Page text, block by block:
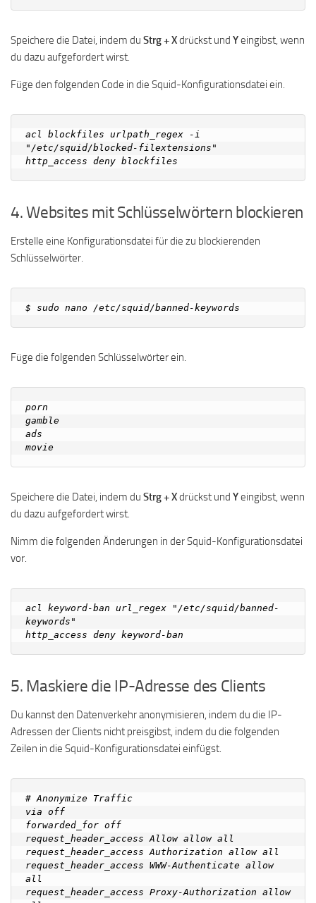
Speichere die Datei, indem du Strg + Xdrückst und Yeingibst, wenn
du dazu aufgefordert wirst.
Füge den folgenden Code in die Squid-Konfigurationsdatei ein.
acl blockfiles urlpath_regex -i
"/etc/squid/blocked-filextensions"
4. Websites mit Schlüsselwörtern blockieren
Erstelle eine Konfigurationsdatei für die zu blockierenden
Schlüsselwörter.
Füge die folgenden Schlüsselwörter ein.
porn
gamble
ads
Speichere die Datei, indem du Strg + Xdrückst und Yeingibst, wenn
du dazu aufgefordert wirst.
Nimm die folgenden Änderungen in der Squid-Konfigurationsdatei
vor.
acl keyword-ban url_regex "/etc/squid/banned-
keywords"
5. Maskiere die IP-Adresse des Clients
Du kannst den Datenverkehr anonymisieren, indem du die IP-
Adressen der Clients nicht preisgibst, indem du die folgenden
Zeilen in die Squid-Konfigurationsdatei einfügst.
# Anonymize Traffic
via off
forwarded_for off
request_header_access Allow allow all
request_header_access Authorization allow all
request_header_access WWW-Authenticate allow
all
request_header_access Proxy-Authorization allow